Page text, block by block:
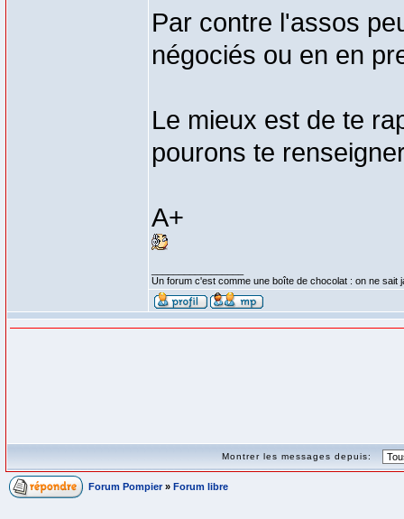
Par contre l'assos
négociés ou en en
Le mieux est de te
pourons te
A+
Un forum c'est comme une boîte de chocolat : on ne sait
Montrer les messages depuis:
Forum Pompier » Forum libre